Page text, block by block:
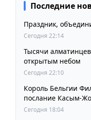
Последние
Праздник,
Сегодня 22:14
Тысячи
открытым небом
Сегодня 22:10
Король Бельгии
послание Касым-
Сегодня 18:04